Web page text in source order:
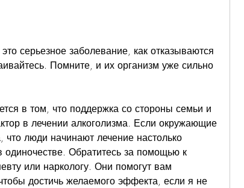
серьезное заболевание, как отказываются
Помните, и их организм уже сильно
в том, что поддержка со стороны семьи и
в лечении алкоголизма. Если окружающие
люди начинают лечение настолько
одиночестве. Обратитесь за помощью к
или наркологу. Они помогут вам
достичь желаемого эффекта, если я не